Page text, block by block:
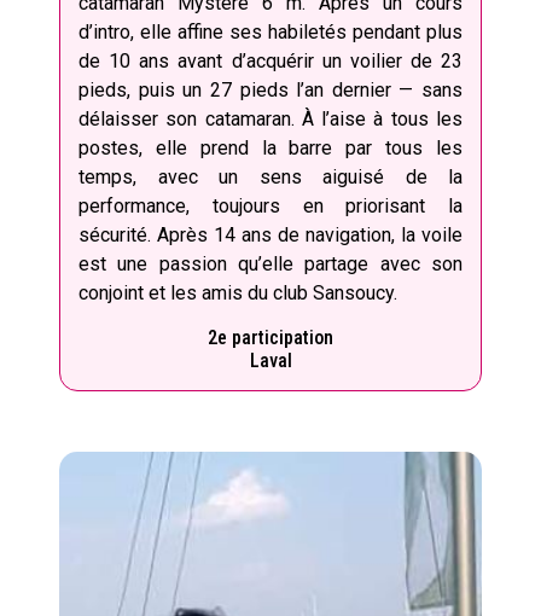
d’intro, elle affine ses habiletés pendant plus
de 10 ans avant d’acquérir un voilier de 23
pieds, puis un 27 pieds l’an dernier — sans
délaisser son catamaran. À l’aise à tous les
postes, elle prend la barre par tous les
temps, avec un sens aiguisé de la
performance, toujours en priorisant la
sécurité. Après 14 ans de navigation, la voile
est une passion qu’elle partage avec son
conjoint et les amis du club Sansoucy.
2e participation
Laval